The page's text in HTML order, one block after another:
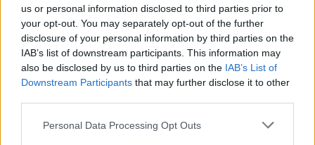
us or personal information disclosed to third parties prior to
your opt-out. You may separately opt-out of the further
disclosure of your personal information by third parties on the
IAB’s list of downstream participants. This information may
also be disclosed by us to third parties on the IAB’s List of
Downstream Participants that may further disclose it to other
Personal Data Processing Opt Outs